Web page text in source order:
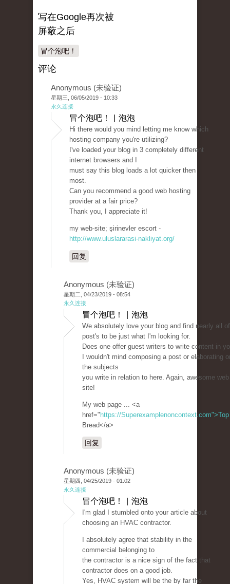
写在Google再次被
屏蔽之后
冒个泡吧！
评论
Anonymous (未验证)
星期三, 06/05/2019 - 10:33
永久连接
冒个泡吧！ | 泡泡
Hi there would you mind letting me know which
hosting company you're utilizing?
I've loaded your blog in 3 completely different
internet browsers and I
must say this blog loads a lot quicker then
most.
Can you recommend a good web hosting
provider at a fair price?
Thank you, I appreciate it!
my web-site; şirinevler escort -
http://www.uluslararasi-nakliyat.org/
回复
Anonymous (未验证)
星期二, 04/23/2019 - 08:54
永久连接
冒个泡吧！ | 泡泡
We absolutely love your blog and find nearly all
post's to be just what I'm looking for.
Does one offer guest writers to write content in
I wouldn't mind composing a post or elaborating
the subjects
you write in relation to here. Again, awesome web
site!
My web page ... <a
href=" https://Superexamplenoncontext.com">Top
Bread</a>
回复
Anonymous (未验证)
星期四, 04/25/2019 - 01:02
永久连接
冒个泡吧！ | 泡泡
I'm glad I stumbled onto your article about
choosing an HVAC contractor.
I absolutely agree that stability in the
commercial belonging to
the contractor is a nice sign of the fact that
contractor does on a good job.
Yes, HVAC system will be the by far the